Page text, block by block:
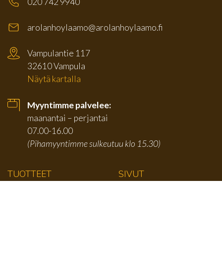
arolanhoylaamo@arolanhoylaamo.fi
Vampulantie 117
32610 Vampula
Näytä kartalla
Myyntimme palvelee:
maanantai – perjantai
07.00-16.00
(Pihamyyntimme sulkeutuu klo 15.30)
TUOTTEET SIVUT